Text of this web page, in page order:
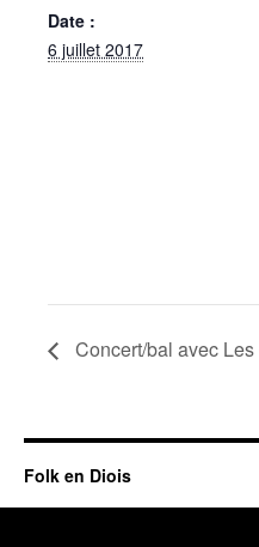
Date :
6 juillet 2017
Concert/bal avec
Folk en Diois